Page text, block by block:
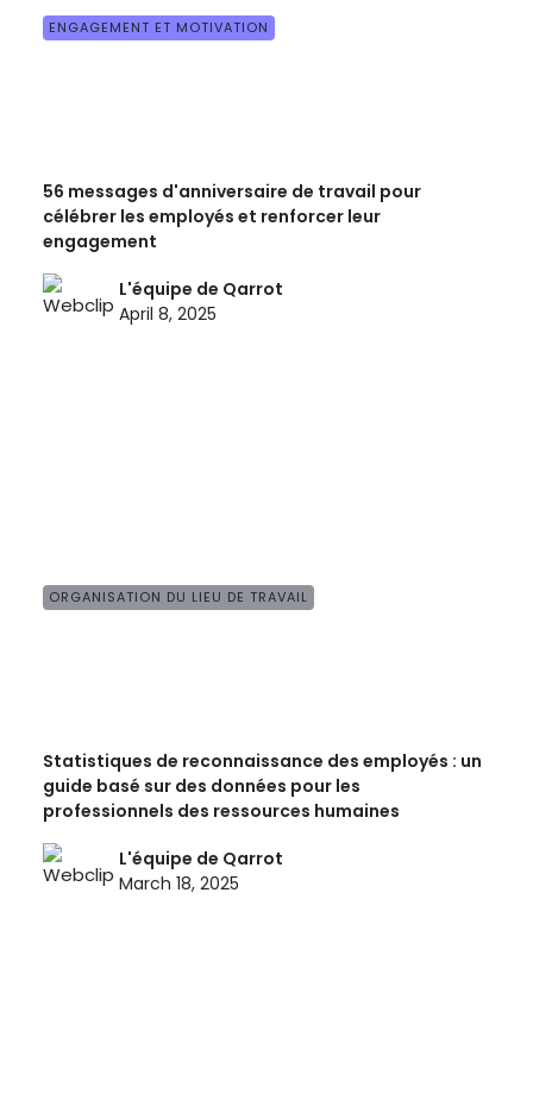
ENGAGEMENT ET MOTIVATION
56 messages d'anniversaire de travail pour
célébrer les employés et renforcer leur
engagement
L'équipe de Qarrot
April 8, 2025
ORGANISATION DU LIEU DE TRAVAIL
Statistiques de reconnaissance des employés : un
guide basé sur des données pour les
professionnels des ressources humaines
L'équipe de Qarrot
March 18, 2025